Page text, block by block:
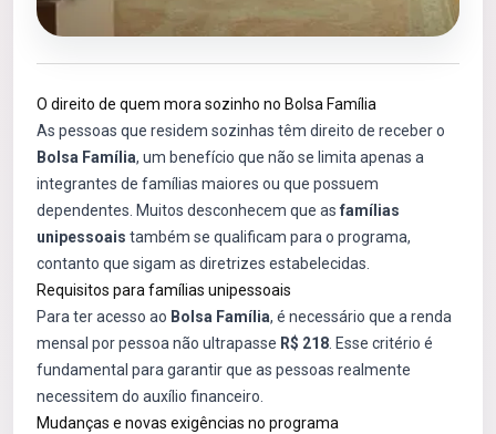
O direito de quem mora sozinho no Bolsa Família
As pessoas que residem sozinhas têm direito de receber o
Bolsa Família, um benefício que não se limita apenas a
integrantes de famílias maiores ou que possuem
dependentes. Muitos desconhecem que as famílias
unipessoais também se qualificam para o programa,
contanto que sigam as diretrizes estabelecidas.
Requisitos para famílias unipessoais
Para ter acesso ao Bolsa Família, é necessário que a renda
mensal por pessoa não ultrapasse R$ 218 . Esse critério é
fundamental para garantir que as pessoas realmente
necessitem do auxílio financeiro.
Mudanças e novas exigências no programa